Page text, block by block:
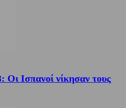
Ισπανοί νίκησαν τους